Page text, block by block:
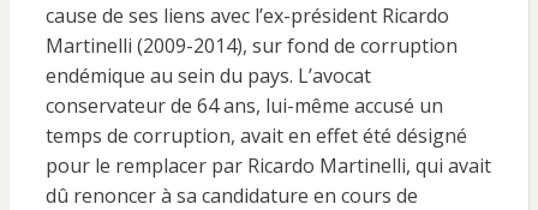
cause de ses liens avec l’ex-président Ricardo
Martinelli (2009-2014), sur fond de corruption
endémique au sein du pays. L’avocat
conservateur de 64 ans, lui-même accusé un
temps de corruption, avait en effet été désigné
pour le remplacer par Ricardo Martinelli, qui avait
dû renoncer à sa candidature en cours de